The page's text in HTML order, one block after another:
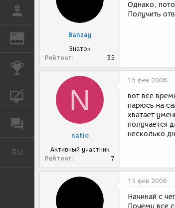
РАБОТА
REN
КОНКУРСЫ
КУРСЫ
RU Русский
Banzay
Знаток
Рейтинг
35
Однако,
Получить
N
natio
Активный участник
Рейтинг
7
15 фев 2006
вот все
парюсь на
хватает
получается
несколько
15 фев 2006
Начинай с
Почему все